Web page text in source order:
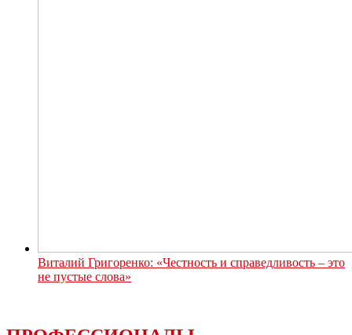
Виталий Григоренко: «Честность и справедливость – это
не пустые слова»